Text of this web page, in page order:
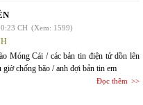
CH (Xem: 1599)
Móng Cái / các bản tin điện tử dồn lên
giờ chống bão / anh đợi bản tin em
Đọc thêm